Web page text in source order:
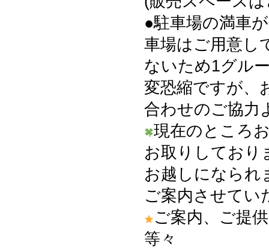
●駐車場の満車
車場はご用意し
ないため1グル
変恐縮ですが、
合わせのご協力
現在のところ
お取りしており
お越しになられ
ご案内させてい
ご案内、ご提
等々